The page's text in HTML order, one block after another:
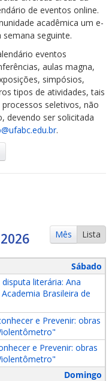
de eventos online.
acadêmica um e-
seguinte.
eventos
aulas magna,
simpósios,
tipos de atividades, tais
seletivos, não
devendo ser solicitada
.
Mês Lista
Sábado
literária: Ana
Brasileira de
e Prevenir: obras
e Prevenir: obras
Domingo